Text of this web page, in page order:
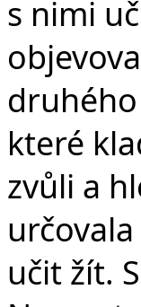
s nimi
které
zvůli a
učit žít.